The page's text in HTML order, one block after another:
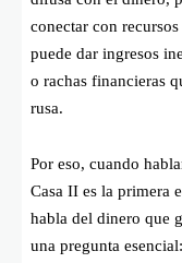
conectar con
puede dar ingresos
o rachas financieras
rusa.
Por eso, cuando
Casa II es la primera
habla del dinero que
una pregunta